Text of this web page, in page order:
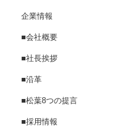
企業情報
■会社概要
■社長挨拶
■沿革
■松葉8つの提言
■採用情報